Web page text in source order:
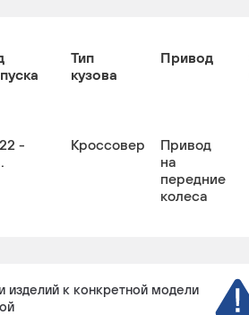
Тип
кузова
Привод
-
Кроссовер
Привод
на
передние
колеса
к конкретной модели